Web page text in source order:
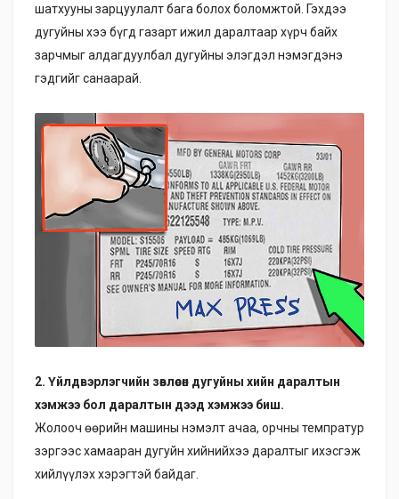
шатхууны зарцуулалт бага болох боломжтой. Гэхдээ
дугуйны хээ бүгд газарт ижил даралтаар хүрч байх
зарчмыг алдагдуулбал дугуйны элэгдэл нэмэгдэнэ
гэдгийг санаарай.
2. Үйлдвэрлэгчийн зөвлөсөн дугуйны хийн даралтын
хэмжээ бол даралтын дээд хэмжээ биш.
Жолооч өөрийн машины нэмэлт ачаа, орчны темпратур
зэргээс хамааран дугуйн хийнийхээ даралтыг ихэсгэж
хийлүүлэх хэрэгтэй байдаг.